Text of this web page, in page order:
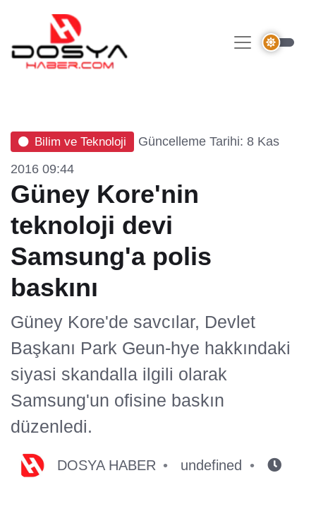
Bilim ve Teknoloji
Güncelleme Tarihi: 8 Kas
2016 09:44
Güney Kore'nin
teknoloji devi
Samsung'a polis
baskını
Güney Kore'de savcılar, Devlet
Başkanı Park Geun-hye hakkındaki
siyasi skandalla ilgili olarak
Samsung'un ofisine baskın
düzenledi.
DOSYA HABER undefined